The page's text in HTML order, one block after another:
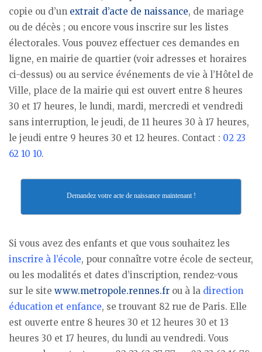
copie ou d’un extrait d’acte de naissance, de mariage
ou de décès ; ou encore vous inscrire sur les listes
électorales. Vous pouvez effectuer ces demandes en
ligne, en mairie de quartier (voir adresses et horaires
ci-dessus) ou au service événements de vie à l’Hôtel de
Ville, place de la mairie qui est ouvert entre 8 heures
30 et 17 heures, le lundi, mardi, mercredi et vendredi
sans interruption, le jeudi, de 11 heures 30 à 17 heures,
le jeudi entre 9 heures 30 et 12 heures. Contact : 02 23
62 10 10.
Demandez votre acte de naissance maintenant !
Si vous avez des enfants et que vous souhaitez les
inscrire à l’école, pour connaître votre école de secteur,
ou les modalités et dates d’inscription, rendez-vous
sur le site www.metropole.rennes.fr ou à la direction
éducation et enfance, se trouvant 82 rue de Paris. Elle
est ouverte entre 8 heures 30 et 12 heures 30 et 13
heures 30 et 17 heures, du lundi au vendredi. Vous